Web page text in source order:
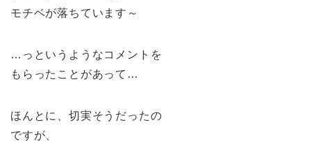
モチベが落ちています～
…っというようなコメントを
もらったことがあって…
ほんとに、切実そうだったの
ですが、